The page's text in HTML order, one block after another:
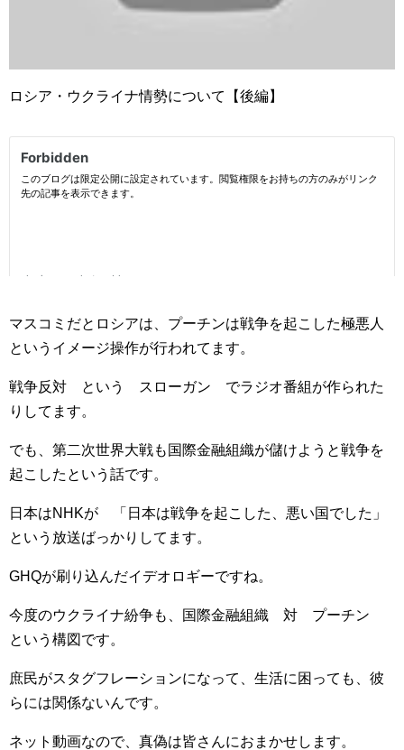
ロシア・ウクライナ情勢について【後編】
マスコミだとロシアは、プーチンは戦争を起こした極悪人
というイメージ操作が行われてます。
戦争反対 という スローガン でラジオ番組が作られた
りしてます。
でも、第二次世界大戦も国際金融組織が儲けようと戦争を
起こしたという話です。
日本はNHKが 「日本は戦争を起こした、悪い国でした」
という放送ばっかりしてます。
GHQが刷り込んだイデオロギーですね。
今度のウクライナ紛争も、国際金融組織 対 プーチン
という構図です。
庶民がスタグフレーションになって、生活に困っても、彼
らには関係ないんです。
ネット動画なので、真偽は皆さんにおまかせします。